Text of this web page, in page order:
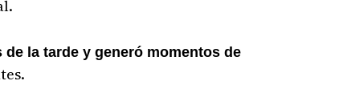
la tarde y generó momentos de